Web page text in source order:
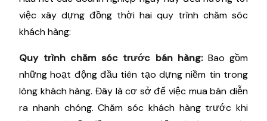
việc xây dựng đồng thời hai quy trình chăm sóc
khách hàng:
Quy trình chăm sóc trước bán hàng:Bao gồm
những hoạt động đầu tiên tạo dựng niềm tin trong
lòng khách hàng. Đây là cơ sở để việc mua bán diễn
ra nhanh chóng. Chăm sóc khách hàng trước khi